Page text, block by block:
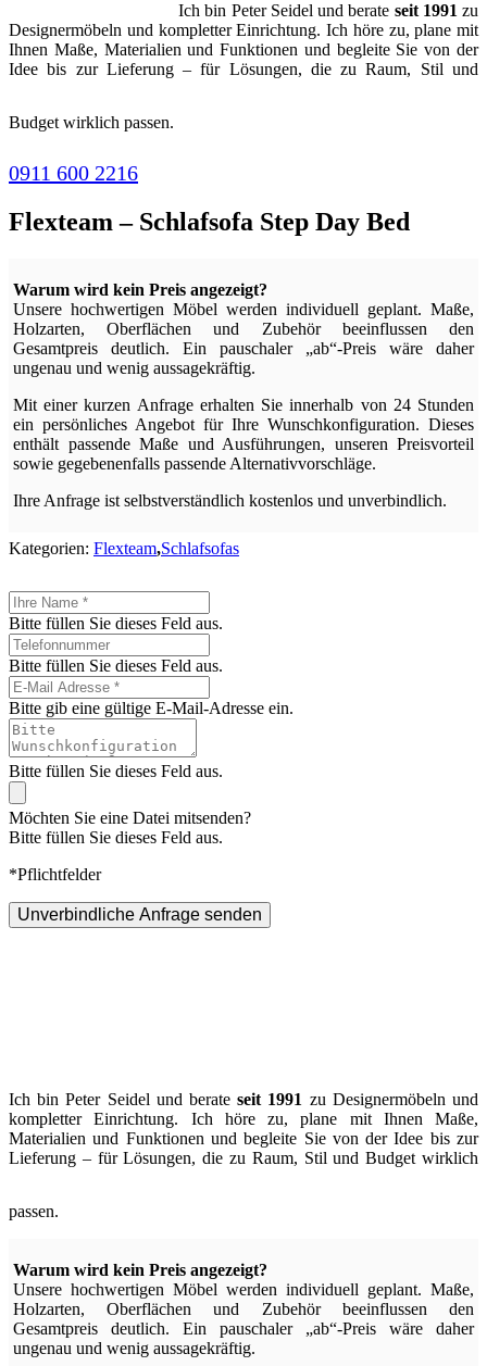
Ich bin Peter Seidel und berate seit 1991 zu
Designermöbeln und kompletter Einrichtung. Ich höre zu, plane mit
Ihnen Maße, Materialien und Funktionen und begleite Sie von der
Idee bis zur Lieferung – für Lösungen, die zu Raum, Stil und
Budget wirklich passen.
0911 600 2216
Flexteam – Schlafsofa Step Day Bed
Warum wird kein Preis angezeigt?
Unsere hochwertigen Möbel werden individuell geplant. Maße,
Holzarten, Oberflächen und Zubehör beeinflussen den
Gesamtpreis deutlich. Ein pauschaler „ab“-Preis wäre daher
ungenau und wenig aussagekräftig.
Mit einer kurzen Anfrage erhalten Sie innerhalb von 24 Stunden
ein persönliches Angebot für Ihre Wunschkonfiguration. Dieses
enthält passende Maße und Ausführungen, unseren Preisvorteil
sowie gegebenenfalls passende Alternativvorschläge.
Ihre Anfrage ist selbstverständlich kostenlos und unverbindlich.
Kategorien: Flexteam,Schlafsofas
Bitte füllen Sie dieses Feld aus.
Bitte füllen Sie dieses Feld aus.
Bitte gib eine gültige E-Mail-Adresse ein.
Bitte füllen Sie dieses Feld aus.
Möchten Sie eine Datei mitsenden?
Bitte füllen Sie dieses Feld aus.
*Pflichtfelder
Unverbindliche Anfrage senden
Ich bin Peter Seidel und berateseit 1991 zu Designermöbeln und
kompletter Einrichtung. Ich höre zu, plane mit Ihnen Maße,
Materialien und Funktionen und begleite Sie von der Idee bis zur
Lieferung – für Lösungen, die zu Raum, Stil und Budget wirklich
passen.
Warum wird kein Preis angezeigt?
Unsere hochwertigen Möbel werden individuell geplant. Maße,
Holzarten, Oberflächen und Zubehör beeinflussen den
Gesamtpreis deutlich. Ein pauschaler „ab“-Preis wäre daher
ungenau und wenig aussagekräftig.